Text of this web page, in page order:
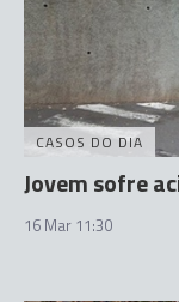
CASOS DO DIA
Jovem sofre
16 Mar 11:30